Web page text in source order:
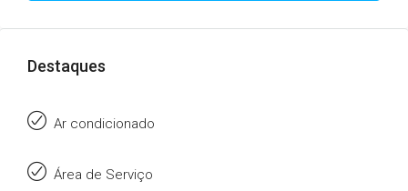
Destaques
Ar condicionado
Área de Serviço